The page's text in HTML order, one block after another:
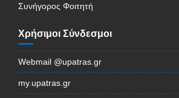
Συνήγορος Φοιτητή
Χρήσιμοι Σύνδεσμοι
Webmail @upatras.gr
my.upatras.gr